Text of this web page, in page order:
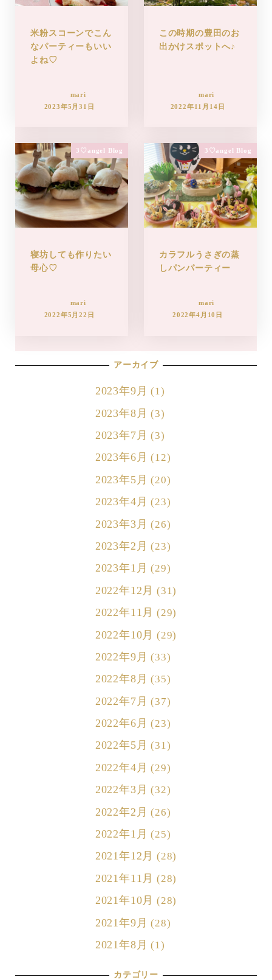
米粉スコーンでこん
なパーティーもいい
よね♡
mari
2023年5月31日
この時期の豊田のお
出かけスポットへ♪
mari
2022年11月14日
3♡angel Blog
寝坊しても作りたい
母心♡
mari
2022年5月22日
3♡angel Blog
カラフルうさぎの蒸
しパンパーティー
mari
2022年4月10日
アーカイブ
2023年9月 (1)
2023年8月 (3)
2023年7月 (3)
2023年6月 (12)
2023年5月 (20)
2023年4月 (23)
2023年3月 (26)
2023年2月 (23)
2023年1月 (29)
2022年12月 (31)
2022年11月 (29)
2022年10月 (29)
2022年9月 (33)
2022年8月 (35)
2022年7月 (37)
2022年6月 (23)
2022年5月 (31)
2022年4月 (29)
2022年3月 (32)
2022年2月 (26)
2022年1月 (25)
2021年12月 (28)
2021年11月 (28)
2021年10月 (28)
2021年9月 (28)
2021年8月 (1)
カテゴリー